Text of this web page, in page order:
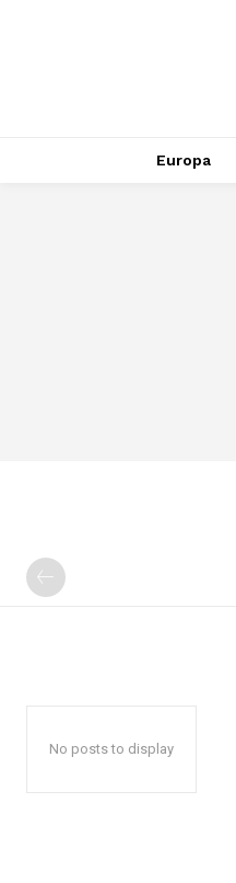
Europa
No posts to display